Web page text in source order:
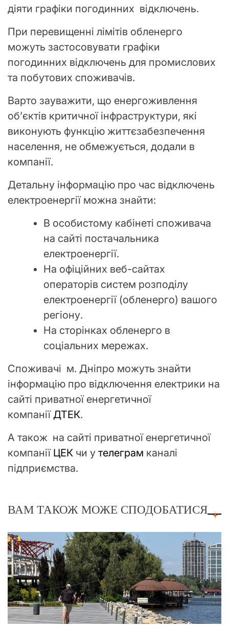
діяти графіки погодинних відключень.
При перевищенні лімітів обленерго
можуть застосовувати графіки
погодинних відключень для промислових
та побутових споживачів.
Варто зауважити, що енергоживлення
обʼєктів критичної інфраструктури, які
виконують функцію життєзабезпечення
населення, не обмежується, додали в
компанії.
Детальну інформацію про час відключень
електроенергії можна знайти:
В особистому кабінеті споживача
на сайті постачальника
електроенергії.
На офіційних веб-сайтах
операторів систем розподілу
електроенергії (обленерго) вашого
регіону.
На сторінках обленерго в
соціальних мережах.
Споживачі м. Дніпро можуть знайти
інформацію про відключення електрики на
сайті приватної енергетичної
компаніїДТЕК.
А також на сайті приватної енергетичної
компанії ЦЕК чи у телеграм каналі
підприємства.
ВАМ ТАКОЖ МОЖЕ СПОДОБАТИСЯ